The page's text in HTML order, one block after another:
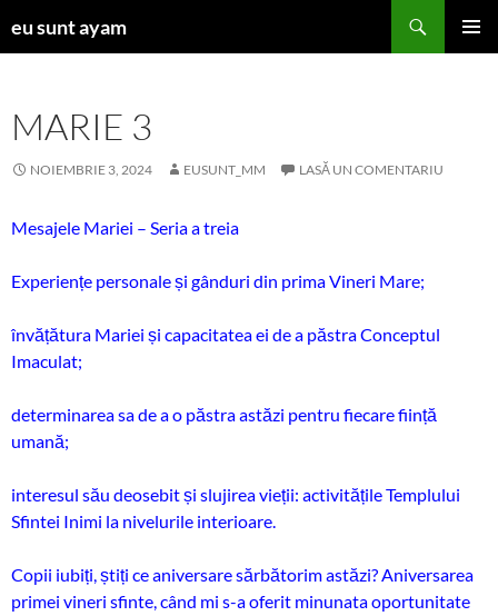
laeu sunt ayam
MARIE 3
NOIEMBRIE 3, 2024 EUSUNT_MM LASĂ UN COMENTARIU
Mesajele Mariei – Seria a treia
Experiențe personale și gânduri din prima Vineri Mare;
învățătura Mariei și capacitatea ei de a păstra Conceptul
Imaculat;
determinarea sa de a o păstra astăzi pentru fiecare ființă
umană;
interesul său deosebit și slujirea vieții: activitățile Templului
Sfintei Inimi la nivelurile interioare.
Copii iubiți, știți ce aniversare sărbătorim astăzi? Aniversarea
primei vineri sfinte, când mi s-a oferit minunata oportunitate